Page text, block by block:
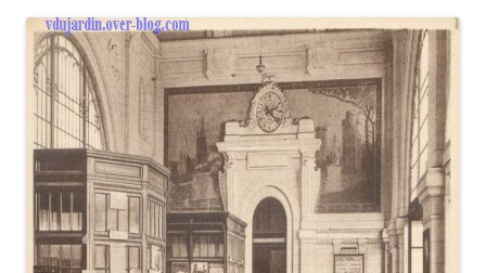
Voici ce que cela donnait il y a des dizaines d’années, sur une
carte postale ancienne, vaanat l’enlèvement des anciens
guichets.